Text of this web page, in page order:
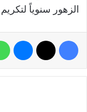
الزهور سنوياً